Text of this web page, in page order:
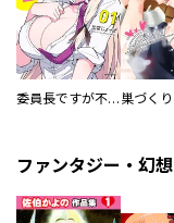
委員長ですが不良になるほど恋してます！
ファンタジー・幻想